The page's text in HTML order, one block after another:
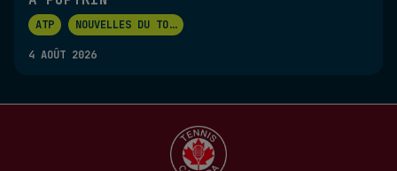
ATP NOUVELLES DU TO...
4 AOÛT 2026